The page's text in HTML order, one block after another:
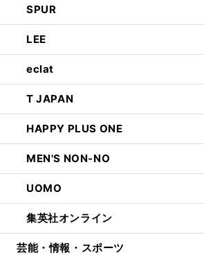
SPUR
LEE
eclat
T JAPAN
HAPPY PLUS ONE
MEN'S NON-NO
UOMO
集英社オンライン
芸能・情報・スポーツ